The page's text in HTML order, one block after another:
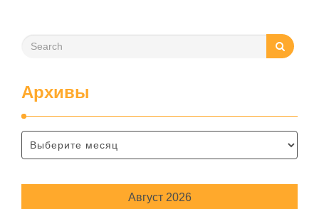
Архивы
Август 2026